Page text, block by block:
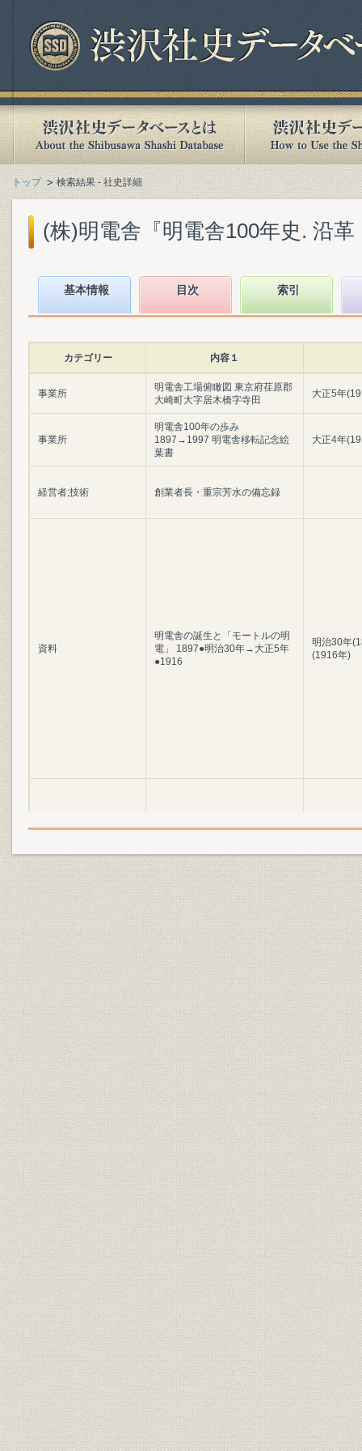
トップ 検索結果 - 社史詳細
(株)明電舎『明電舎100年史. 沿
基本情報 目次 索引
カテゴリー 内容１
事業所
明電舎工場俯瞰図 東京府荏原郡
大崎町大字居木橋字寺田
大正5年
事業所
明電舎100年の歩み
1897→1997 明電舎移転記念絵
葉書
大正4年
経営者;技術 創業者長・重宗芳水の備忘録
資料
明電舎の誕生と「モートルの明
電」 1897●明治30年→大正5年
●1916
明治30年
(1916年)
設備
明電舎の誕生と「モートルの明
電」 1897●明治30年→大正5年
●1916
大正2年
年)
設備
明電舎の誕生と「モートルの明
電」 1897●明治30年→大正5年
●1916
大正3年
年)
資料
事業の拡大・発展と戦時下の経
営 1917●大正6年→昭和20年
●1945
大正6年
年)